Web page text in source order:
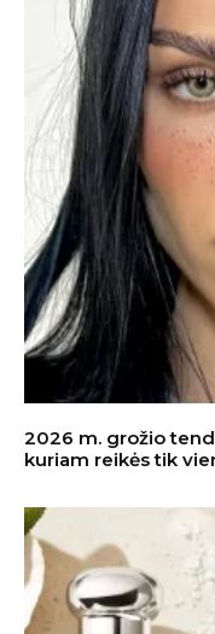
2026 m. grožio
kuriam reikės tik